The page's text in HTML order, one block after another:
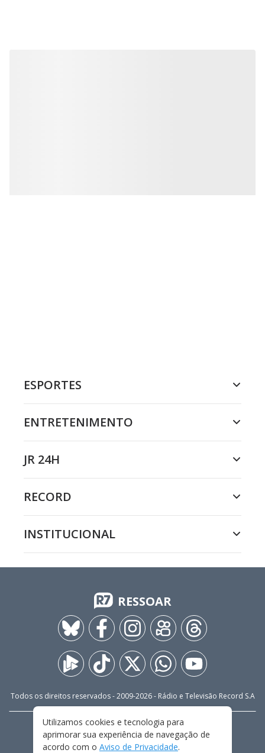
ESPORTES
ENTRETENIMENTO
JR 24H
RECORD
INSTITUCIONAL
RESSOAR
Todos os direitos reservados - 2009-2026- Rádio e Televisão Record S.A
FALE CONOSCO
PRIVACIDADE
TERMOS E CONDIÇÕES DE USO
Utilizamos cookies e tecnologia para
aprimorar sua experiência de navegação de
acordo com o Aviso de Privacidade.